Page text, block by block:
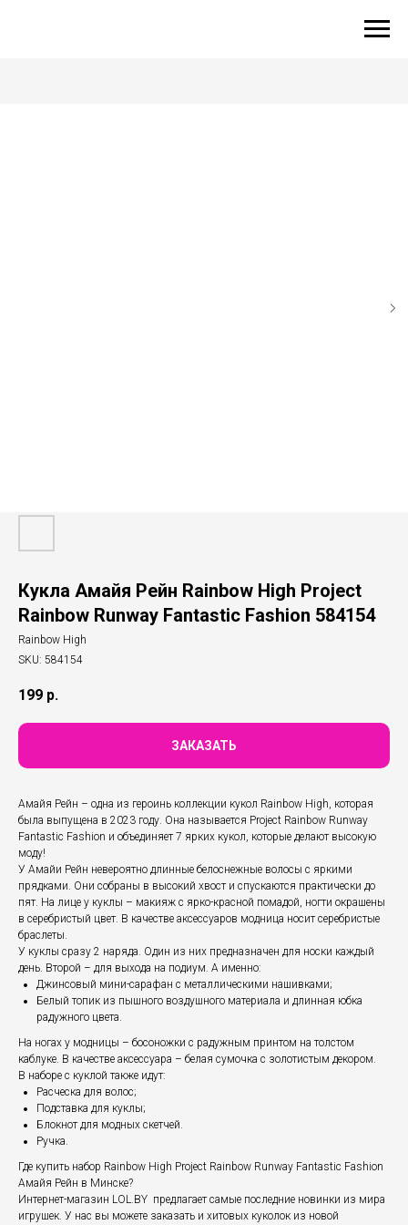
Кукла Амайя Рейн Rainbow High Project
Rainbow Runway Fantastic Fashion 584154
Rainbow High
SKU: 584154
199 р.
ЗАКАЗАТЬ
Амайя Рейн – одна из героинь коллекции кукол Rainbow High, которая
была выпущена в 2023 году. Она называется Project Rainbow Runway
Fantastic Fashion и объединяет 7 ярких кукол, которые делают высокую
моду!
У Амайи Рейн невероятно длинные белоснежные волосы с яркими
прядками. Они собраны в высокий хвост и спускаются практически до
пят. На лице у куклы – макияж с ярко-красной помадой, ногти окрашены
в серебристый цвет. В качестве аксессуаров модница носит серебристые
браслеты.
У куклы сразу 2 наряда. Один из них предназначен для носки каждый
день. Второй – для выхода на подиум. А именно:
Джинсовый мини-сарафан с металлическими нашивками;
Белый топик из пышного воздушного материала и длинная юбка
радужного цвета.
На ногах у модницы – босоножки с радужным принтом на толстом
каблуке. В качестве аксессуара – белая сумочка с золотистым декором.
В наборе с куклой также идут:
Расческа для волос;
Подставка для куклы;
Блокнот для модных скетчей.
Ручка.
Где купить набор Rainbow High Project Rainbow Runway Fantastic Fashion
Амайя Рейн в Минске?
Интернет-магазин LOL.BY предлагает самые последние новинки из мира
игрушек. У нас вы можете заказать и хитовых куколок из новой